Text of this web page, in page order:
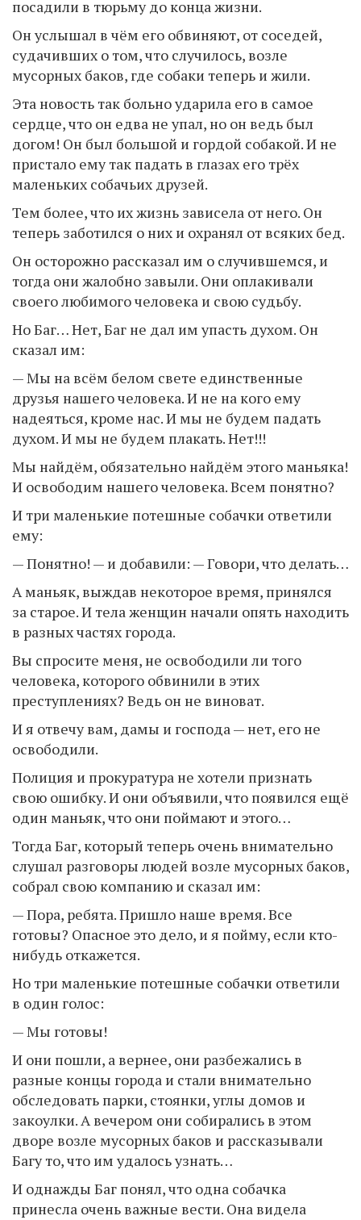
посадили в тюрьму до конца жизни.
Он услышал в чём его обвиняют, от соседей,
судачивших о том, что случилось, возле
мусорных баков, где собаки теперь и жили.
Эта новость так больно ударила его в самое
сердце, что он едва не упал, но он ведь был
догом! Он был большой и гордой собакой. И не
пристало ему так падать в глазах его трёх
маленьких собачьих друзей.
Тем более, что их жизнь зависела от него. Он
теперь заботился о них и охранял от всяких бед.
Он осторожно рассказал им о случившемся, и
тогда они жалобно завыли. Они оплакивали
своего любимого человека и свою судьбу.
Но Баг… Нет, Баг не дал им упасть духом. Он
сказал им:
— Мы на всём белом свете единственные
друзья нашего человека. И не на кого ему
надеяться, кроме нас. И мы не будем падать
духом. И мы не будем плакать. Нет!!!
Мы найдём, обязательно найдём этого маньяка!
И освободим нашего человека. Всем понятно?
И три маленькие потешные собачки ответили
ему:
— Понятно! — и добавили: — Говори, что делать…
А маньяк, выждав некоторое время, принялся
за старое. И тела женщин начали опять находить
в разных частях города.
Вы спросите меня, не освободили ли того
человека, которого обвинили в этих
преступлениях? Ведь он не виноват.
И я отвечу вам, дамы и господа — нет, его не
освободили.
Полиция и прокуратура не хотели признать
свою ошибку. И они объявили, что появился ещё
один маньяк, что они поймают и этого…
Тогда Баг, который теперь очень внимательно
слушал разговоры людей возле мусорных баков,
собрал свою компанию и сказал им:
— Пора, ребята. Пришло наше время. Все
готовы? Опасное это дело, и я пойму, если кто-
нибудь откажется.
Но три маленькие потешные собачки ответили
в один голос:
— Мы готовы!
И они пошли, а вернее, они разбежались в
разные концы города и стали внимательно
обследовать парки, стоянки, углы домов и
закоулки. А вечером они собирались в этом
дворе возле мусорных баков и рассказывали
Багу то, что им удалось узнать…
И однажды Баг понял, что одна собачка
принесла очень важные вести. Она видела